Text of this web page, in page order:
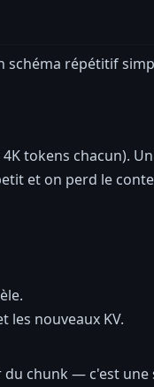
schéma répétitif
tokens chacun).
et on perd le
les nouveaux KV.
chunk — c'est une